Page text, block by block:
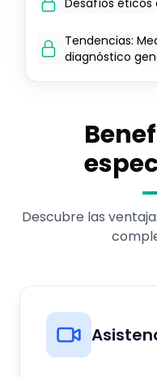
Desafíos
Tendencias:
diagnóstico
Descubre las